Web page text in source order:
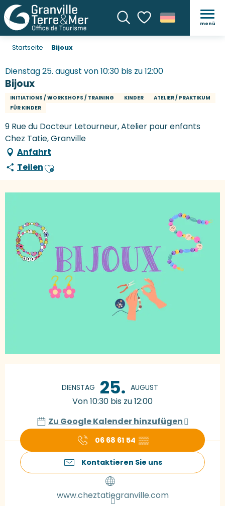
SucheVoir les favoris
menü
Startseite Bijoux
Dienstag 25. august von 10:30 bis zu 12:00
Bijoux
INITIATIONS / WORKSHOPS / TRAINING KINDER
ATELIER / PRAKTIKUM
FÜR KINDER
9 Rue du Docteur Letourneur, Atelier pour enfants
Chez Tatie, Granville
Anfahrt
TeilenAjouter aux favoris
DIENSTAG 25. AUGUST
Von 10:30 bis zu 12:00
Zu Google Kalender hinzufügen
06 68 61 54 ▒▒
Kontaktieren Sie uns
www.cheztatiegranville.com